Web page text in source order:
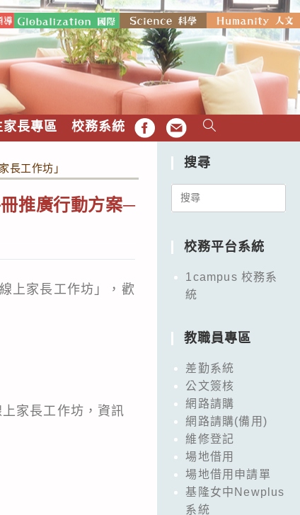
家長專區 校務系統 FB EMAIL
長工作坊」
推廣行動方案─
上家長工作坊」，歡
家長工作坊，資訊
搜尋
Search
校務平台系統
1campus 校務系
統
教職員專區
差勤系統
公文簽核
網路請購
網路請購(備用)
維修登記
場地借用
場地借用申請單
基隆女中Newplus
系統